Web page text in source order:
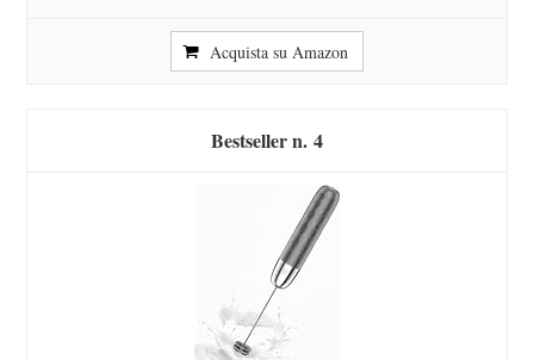
Acquista su Amazon
4